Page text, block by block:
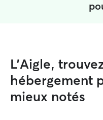
L'Aigle,
hébergement
mieux notés